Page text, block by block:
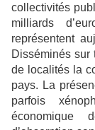
collectivités
milliards
représentent
Disséminés sur
de localités la
pays. La
parfois
économique